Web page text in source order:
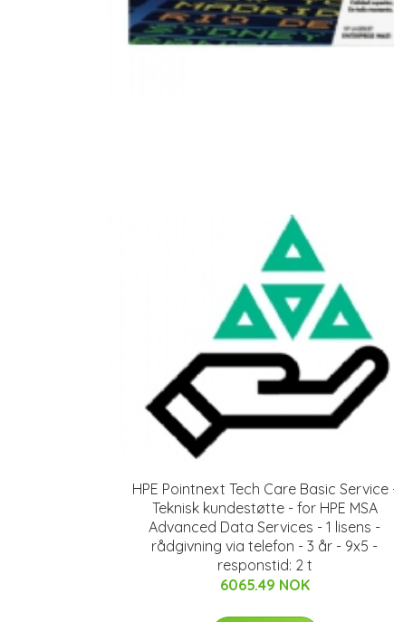
HPE Pointnext Tech Care Basic Service
Teknisk kundestøtte - for HPE MSA
Advanced Data Services - 1 lisens -
rådgivning via telefon - 3 år - 9x5 -
responstid: 2 t
6065.49 NOK